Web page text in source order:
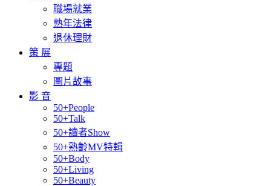
職場就業
熟年法律
退休理財
策 展
專題
圖片故事
影 音
50+People
50+Talk
50+讀者Show
50+熟齡MV特輯
50+Body
50+Living
50+Beauty